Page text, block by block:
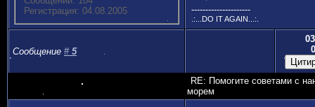
Регистрация: 04.08.2005
---------------------
.:...DO IT AGAIN...:.
Сообщение # 5
RE: Помогите советами с
морем